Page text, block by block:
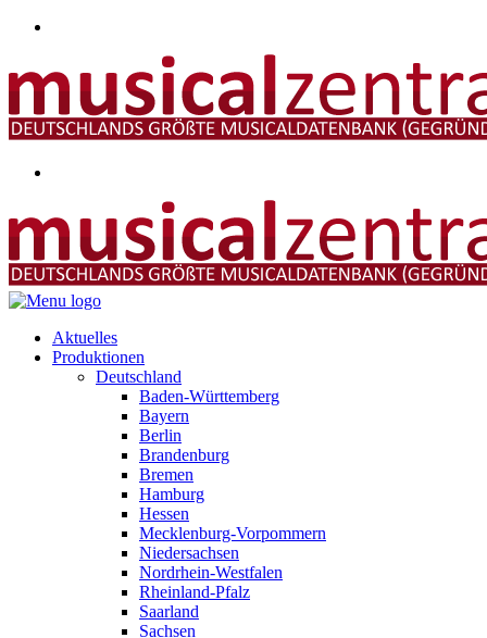
Aktuelles
Produktionen
Deutschland
Baden-Württemberg
Bayern
Berlin
Brandenburg
Bremen
Hamburg
Hessen
Mecklenburg-Vorpommern
Niedersachsen
Nordrhein-Westfalen
Rheinland-Pfalz
Saarland
Sachsen